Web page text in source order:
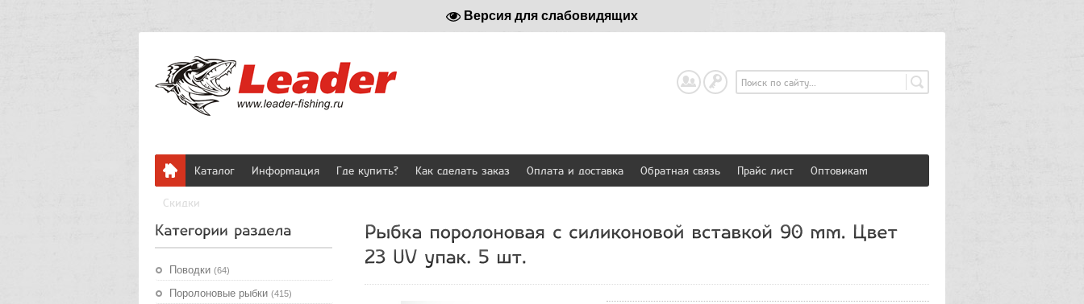
Версия для слабовидящих
Регистрация
Вход
Каталог Информация Где купить? Как сделать заказ Оплата и доставка Обратная связь Прайс лист Оптовикам
Скидки
Поводки (64)
Поролоновые рыбки (415)